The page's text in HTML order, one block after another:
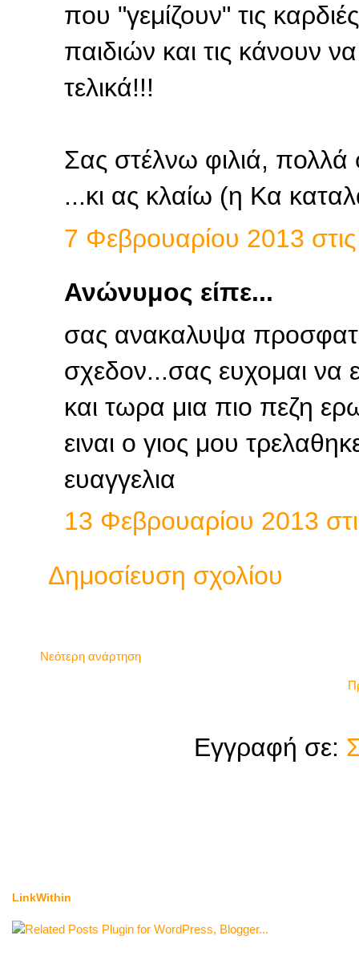
που "γεμίζουν" τις
παιδιών και τις κάνουν
τελικά!!!
Σας στέλνω φιλιά, πολλά
...κι ας κλαίω (η Κα
7 Φεβρουαρίου 2013
Ανώνυμος είπε...
σας ανακαλυψα
σχεδον...σας ευχομαι να
και τωρα μια πιο πεζη
ειναι ο γιος μου
ευαγγελια
13 Φεβρουαρίου 2013
Δημοσίευση σχολίου
Νεότερη ανάρτηση
Εγγραφή σε:
LinkWithin